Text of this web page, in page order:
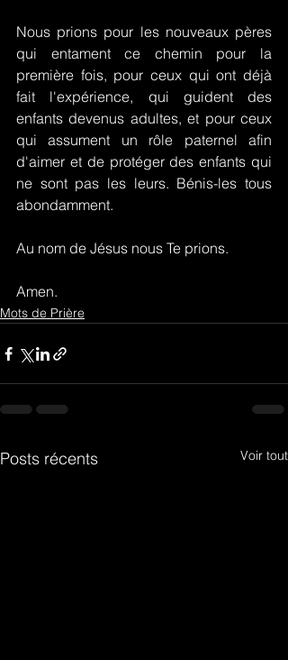
Nous prions pour les nouveaux pères
qui entament ce chemin pour la
première fois, pour ceux qui ont déjà
fait l'expérience, qui guident des
enfants devenus adultes, et pour ceux
qui assument un rôle paternel afin
d'aimer et de protéger des enfants qui
ne sont pas les leurs. Bénis-les tous
abondamment.
Au nom de Jésus nous Te prions.
Amen.
Mots de Prière
Posts récents Voir tout